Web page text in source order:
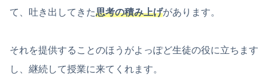
て、吐き出してきた思考の積み上げがあります。
それを提供することのほうがよっぽど生徒の役に立ちます
し、継続して授業に来てくれます。